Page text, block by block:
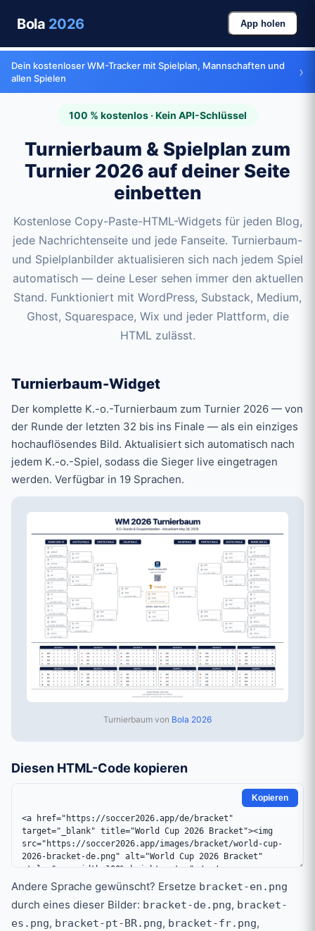
Bola 2026 App holen
Dein kostenloser WM-Tracker mit Spielplan, Mannschaften und
allen Spielen
›
100 % kostenlos · Kein API-Schlüssel
Turnierbaum & Spielplan zum
Turnier 2026 auf deiner Seite
einbetten
Kostenlose Copy-Paste-HTML-Widgets für jeden Blog,
jede Nachrichtenseite und jede Fanseite. Turnierbaum-
und Spielplanbilder aktualisieren sich nach jedem Spiel
automatisch — deine Leser sehen immer den aktuellen
Stand. Funktioniert mit WordPress, Substack, Medium,
Ghost, Squarespace, Wix und jeder Plattform, die
HTML zulässt.
Turnierbaum-Widget
Der komplette K.-o.-Turnierbaum zum Turnier 2026 — von
der Runde der letzten 32 bis ins Finale — als ein einziges
hochauflösendes Bild. Aktualisiert sich automatisch nach
jedem K.-o.-Spiel, sodass die Sieger live eingetragen
werden. Verfügbar in 19 Sprachen.
Turnierbaum von Bola 2026
Diesen HTML-Code kopieren
Kopieren
Andere Sprache gewünscht? Ersetze bracket-en.png
durch eines dieser Bilder: bracket-de.png, bracket-
es.png, bracket-pt-BR.png, bracket-fr.png,